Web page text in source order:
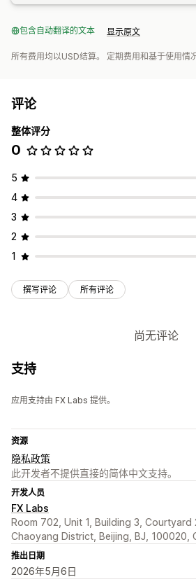
包含自动翻译的文本 显示原文
所有费用均以USD结算。 定期费用和基于使用情
评论
整体评分
0
5
4
3
2
1
撰写评论 所有评论
尚无评论
支持
应用支持由 FX Labs 提供。
资源
隐私政策
此开发者不提供直接的简体中文支持。
开发人员
FX Labs
Room 702, Unit 1, Building 3, Courtyard
Chaoyang District, Beijing, BJ, 100020,
推出日期
2026年5月6日